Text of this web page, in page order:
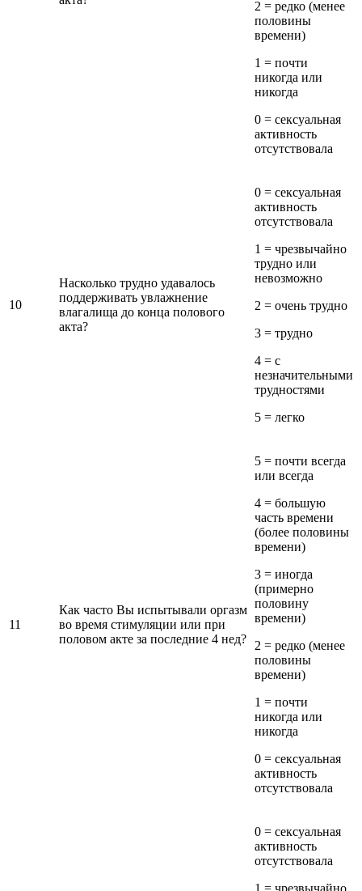
2 = редко (менее
половины
времени)
1 = почти
никогда или
никогда
0 = сексуальная
активность
отсутствовала
10
Насколько трудно удавалось
поддерживать увлажнение
влагалища до конца полового
акта?
0 = сексуальная
активность
отсутствовала
1 = чрезвычайно
трудно или
невозможно
2 = очень трудно
3 = трудно
4 = с
незначительными
трудностями
5 = легко
11
Как часто Вы испытывали оргазм
во время стимуляции или при
половом акте за последние 4 нед?
5 = почти всегда
или всегда
4 = большую
часть времени
(более половины
времени)
3 = иногда
(примерно
половину
времени)
2 = редко (менее
половины
времени)
1 = почти
никогда или
никогда
0 = сексуальная
активность
отсутствовала
0 = сексуальная
активность
отсутствовала
1 = чрезвычайно